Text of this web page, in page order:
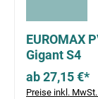
EUROMAX
Gigant S4
ab 27,15 €*
Preise inkl.